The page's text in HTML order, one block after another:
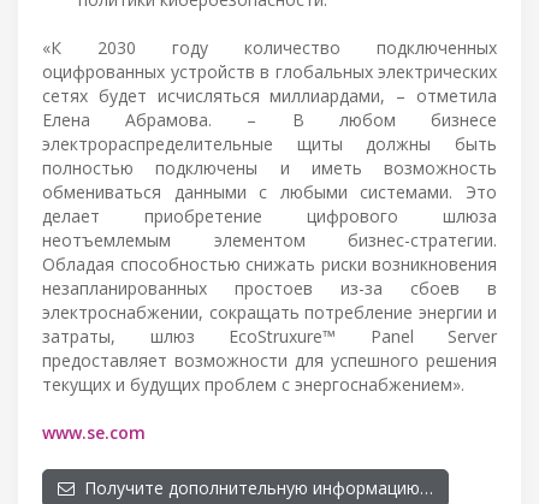
«К 2030 году количество подключенных
оцифрованных устройств в глобальных электрических
сетях будет исчисляться миллиардами, – отметила
Елена Абрамова. – В любом бизнесе
электрораспределительные щиты должны быть
полностью подключены и иметь возможность
обмениваться данными с любыми системами. Это
делает приобретение цифрового шлюза
неотъемлемым элементом бизнес-стратегии.
Обладая способностью снижать риски возникновения
незапланированных простоев из-за сбоев в
электроснабжении, сокращать потребление энергии и
затраты, шлюз EcoStruxure™ Panel Server
предоставляет возможности для успешного решения
текущих и будущих проблем с энергоснабжением».
www.se.com
Получите дополнительную информацию…